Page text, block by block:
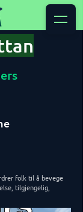
folk til å bevege
tilgjengelig,